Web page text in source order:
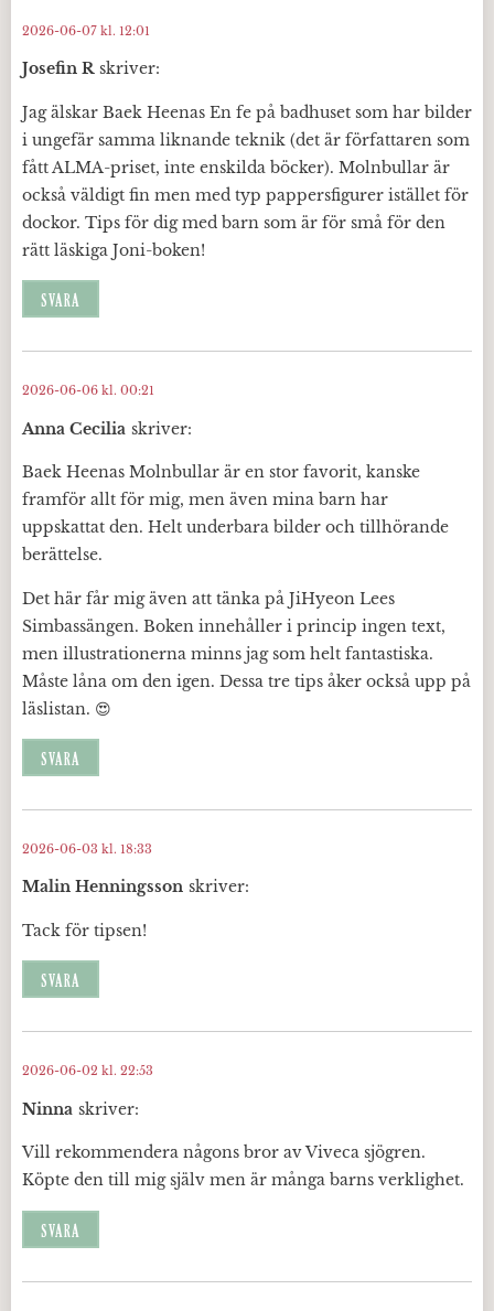
Josefin R skriver:
2026-06-07 kl. 12:01
Jag älskar Baek Heenas En fe på badhuset som har bilder
i ungefär samma liknande teknik (det är författaren som
fått ALMA-priset, inte enskilda böcker). Molnbullar är
också väldigt fin men med typ pappersfigurer istället för
dockor. Tips för dig med barn som är för små för den
rätt läskiga Joni-boken!
SVARA
Anna Cecilia skriver:
2026-06-06 kl. 00:21
Baek Heenas Molnbullar är en stor favorit, kanske
framför allt för mig, men även mina barn har
uppskattat den. Helt underbara bilder och tillhörande
berättelse.
Det här får mig även att tänka på JiHyeon Lees
Simbassängen. Boken innehåller i princip ingen text,
men illustrationerna minns jag som helt fantastiska.
Måste låna om den igen. Dessa tre tips åker också upp på
läslistan. 😍
SVARA
Malin Henningsson skriver:
2026-06-03 kl. 18:33
Tack för tipsen!
SVARA
Ninna skriver:
2026-06-02 kl. 22:53
Vill rekommendera någons bror av Viveca sjögren.
Köpte den till mig själv men är många barns verklighet.
SVARA